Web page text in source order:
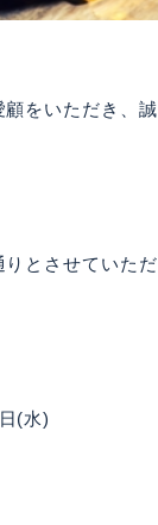
をいただき、
とさせていた
(水)